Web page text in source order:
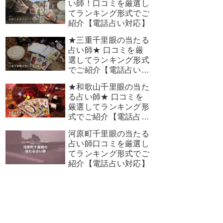
い師！口コミを厳選し
てランキング形式でご
紹介【電話占い対応】
★三重千里眼の当たる
占い師★ 口コミを厳
選してランキング形式
でご紹介【電話占い対
★和歌山千里眼の当た
る占い師★ 口コミを
厳選してランキング形
式でご紹介【電話占い
河原町千里眼の当たる
占い師口コミを厳選し
てランキング形式でご
紹介【電話占い対応】